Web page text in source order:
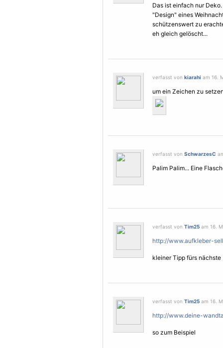
Das ist einfach nur
"Design" eines
schützenswert zu
eh gleich gelöscht...
verfasst von kiarahi am 16.
um ein Zeichen zu
verfasst von SchwarzesC
Palim Palim... Eine
verfasst von Tim25 am 16.
http://www.aufkleber-
kleiner Tipp fürs nächste
verfasst von Tim25 am 16.
http://www.deine-
so zum Beispiel